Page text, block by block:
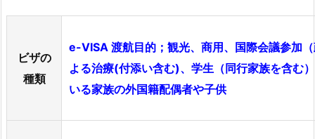
ビザの
種類
e-VISA 渡航目的；観光、商用、国際会議参加
よる治療(付添い含む)、学生（同行家族を含む
いる家族の外国籍配偶者や子供